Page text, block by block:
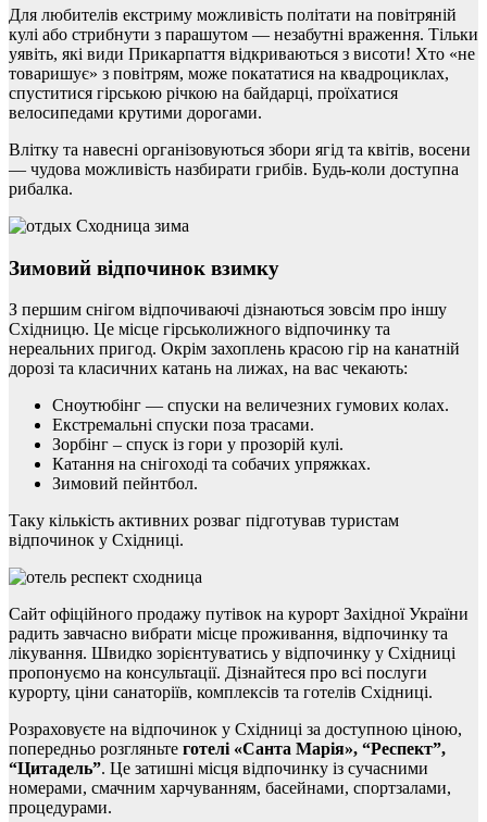
Для любителів екстриму можливість політати на повітряній
кулі або стрибнути з парашутом — незабутні враження. Тільки
уявіть, які види Прикарпаття відкриваються з висоти! Хто «не
товаришує» з повітрям, може покататися на квадроциклах,
спуститися гірською річкою на байдарці, проїхатися
велосипедами крутими дорогами.
Влітку та навесні організовуються збори ягід та квітів, восени
— чудова можливість назбирати грибів. Будь-коли доступна
рибалка.
Зимовий відпочинок взимку
З першим снігом відпочиваючі дізнаються зовсім про іншу
Східницю. Це місце гірськолижного відпочинку та
нереальних пригод. Окрім захоплень красою гір на канатній
дорозі та класичних катань на лижах, на вас чекають:
Сноутюбінг — спуски на величезних гумових колах.
Екстремальні спуски поза трасами.
Зорбінг – спуск із гори у прозорій кулі.
Катання на снігоході та собачих упряжках.
Зимовий пейнтбол.
Таку кількість активних розваг підготував туристам
відпочинок у Східниці.
Сайт офіційного продажу путівок на курорт Західної України
радить завчасно вибрати місце проживання, відпочинку та
лікування. Швидко зорієнтуватись у відпочинку у Східниці
пропонуємо на консультації. Дізнайтеся про всі послуги
курорту, ціни санаторіїв, комплексів та готелів Східниці.
Розраховуєте на відпочинок у Східниці за доступною ціною,
попередньо розгляньте готелі «Санта Марія», “Респект”,
“Цитадель”. Це затишні місця відпочинку із сучасними
номерами, смачним харчуванням, басейнами, спортзалами,
процедурами.